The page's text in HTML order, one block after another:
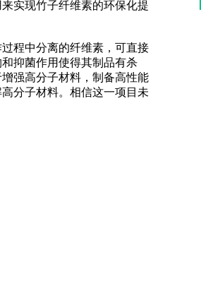
实现竹子纤维素的环保化提
程中分离的纤维素，可直接
抑菌作用使得其制品有杀
强高分子材料，制备高性能
分子材料。相信这一项目未